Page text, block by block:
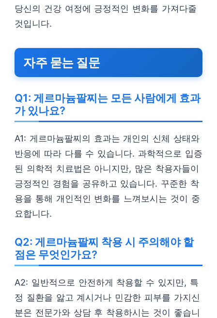
당신의 건강 여정에 긍정적인 변화를 가져다줄
것입니다.
자주 묻는 질문
Q1: 게르마늄팔찌는 모든 사람에게 효과
가 있나요?
A1: 게르마늄팔찌의 효과는 개인의 신체 상태와
반응에 따라 다를 수 있습니다. 과학적으로 입증
된 의학적 치료법은 아니지만, 많은 착용자들이
긍정적인 경험을 공유하고 있습니다. 꾸준한 착
용을 통해 개인적인 변화를 느껴보시는 것이 중
요합니다.
Q2: 게르마늄팔찌 착용 시 주의해야 할
점은 무엇인가요?
A2: 일반적으로 안전하게 착용할 수 있지만, 특
정 질환을 앓고 계시거나 민감한 피부를 가지신
분은 전문가와 상담 후 착용하시는 것이 좋습니